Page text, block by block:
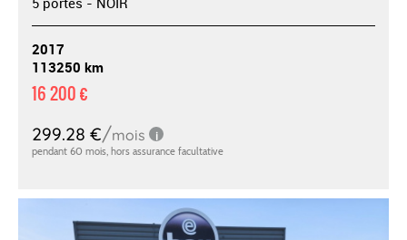
2017
113250 km
16 200 €